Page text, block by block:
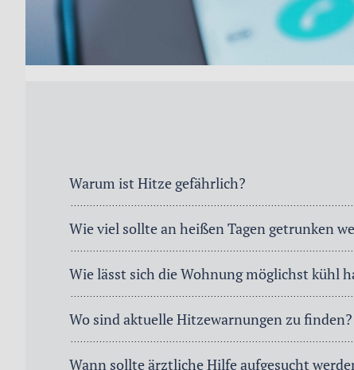
Warum ist Hitze gefährlich?
Wie viel sollte an heißen Tagen getrunken
Wie lässt sich die Wohnung möglichst kühl
Wo sind aktuelle Hitzewarnungen zu finden?
Wann sollte ärztliche Hilfe aufgesucht